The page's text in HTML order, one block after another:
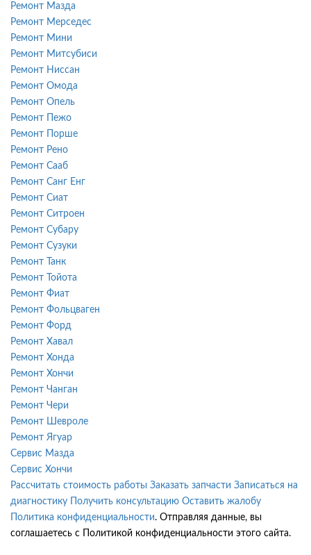
Ремонт Мазда
Ремонт Мерседес
Ремонт Мини
Ремонт Митсубиси
Ремонт Ниссан
Ремонт Омода
Ремонт Опель
Ремонт Пежо
Ремонт Порше
Ремонт Рено
Ремонт Сааб
Ремонт Санг Енг
Ремонт Сиат
Ремонт Ситроен
Ремонт Субару
Ремонт Сузуки
Ремонт Танк
Ремонт Тойота
Ремонт Фиат
Ремонт Фольцваген
Ремонт Форд
Ремонт Хавал
Ремонт Хонда
Ремонт Хончи
Ремонт Чанган
Ремонт Чери
Ремонт Шевроле
Ремонт Ягуар
Сервис Мазда
Сервис Хончи
Рассчитать стоимость работы Заказать запчасти Записаться на
диагностику
Получить консультацию Оставить жалобу
Политика конфиденциальности. Отправляя данные, вы
соглашаетесь с Политикой конфиденциальности этого сайта.